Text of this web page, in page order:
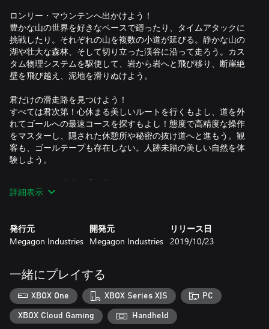
ロンリー・マウンテンへ出かけよう！
豊かな山の世界を好きなペースで廻ったり、タイムアタックに
挑戦したり。それぞれの山を複数の小道が延びる。静かな山の
湖や壮大な森林、そして切り立った渓谷に沿って走ろう。カス
タム物理システムを駆使して、岩から岩へと飛び移り、断崖絶
壁を飛び越え、泥地を滑りぬけよう。
君だけの滑走路を見つけよう！
すべては君次第！心休まる美しいルートを行くもよし、道を外
れてゴールへの最速コースを探すもよし！態度で高精度な操作
をマスターし、隠された休憩所や秘密の抜け道へと進もう。観
客も、ゴールテープも存在しない。人跡未踏の美しい自然を体
験しよう。
君はあらゆる試練を乗り越えられるだろうか？
新たな難易度モードをアンロックし、ランキングを上り詰めて
う！自転車の操作感はそれぞれに異なる。君のプレイスタイル
に合ったものを見つけて山を駆け降り、何十ものペイントやア
詳細表示
発行元
Megagon Industries
開発元
Megagon Industries
リリース日
2019/10/23
一緒にプレイする
XBOX One XBOX Series X|S PC
XBOX Cloud Gaming Handheld